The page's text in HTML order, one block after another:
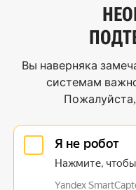
Вы наверняка
системам